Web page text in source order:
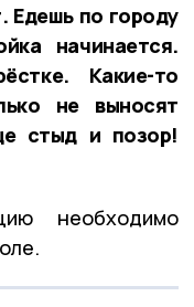
Едешь по городу
начинается.
Какие-то
не выносят
стыд и позор!
необходимо